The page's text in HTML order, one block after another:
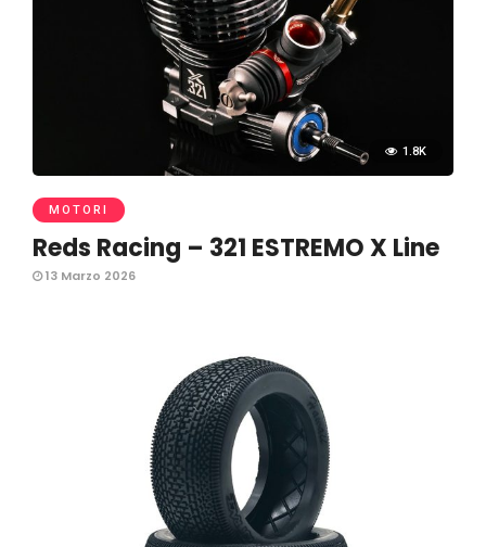
1.8K
MOTORI
Reds Racing – 321 ESTREMO X Line
13 Marzo 2026